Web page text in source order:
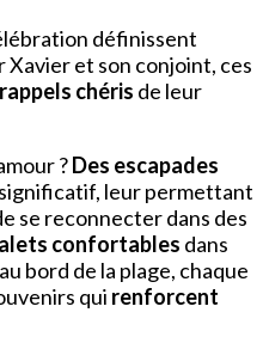
définissent
et son conjoint, ces
rappels chéris de leur
?Des escapades
leur permettant
se reconnecter dans des
confortables dans
bord de la plage, chaque
qui renforcent